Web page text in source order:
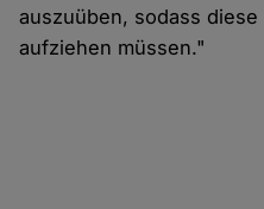
auszuüben, sodass
aufziehen müssen."